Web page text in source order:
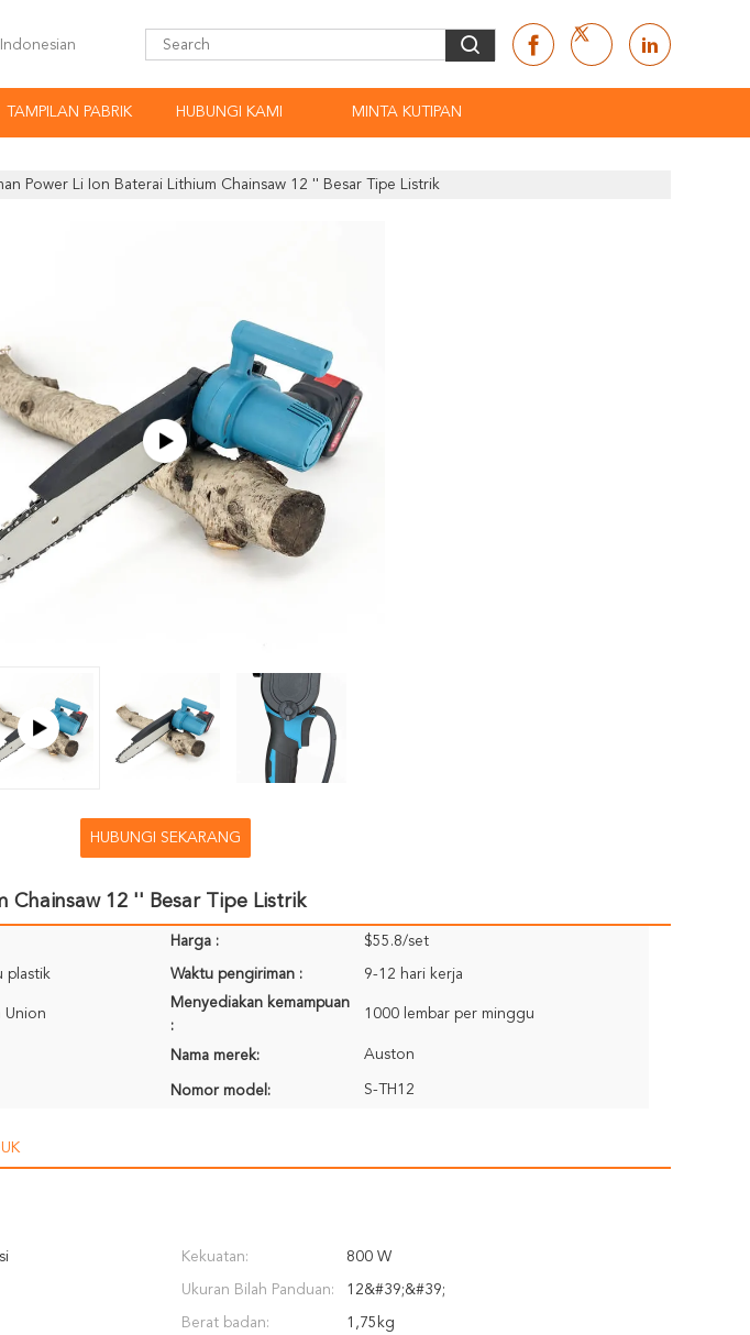
Indonesian
TAMPILAN PABRIK HUBUNGI KAMI MINTA KUTIPAN
Power Li Ion Baterai Lithium Chainsaw 12 '' Besar Tipe Listrik
HUBUNGI SEKARANG
Chainsaw 12 '' Besar Tipe Listrik
Harga : $55.8/set
plastik Waktu pengiriman :
9-12 hari kerja
Union
Menyediakan kemampuan
:
1000 lembar per minggu
Nama merek: Auston
Nomor model: S-TH12
Kekuatan: 800 W
Ukuran Bilah Panduan: 12&#39;&#39;
Berat badan: 1,75kg